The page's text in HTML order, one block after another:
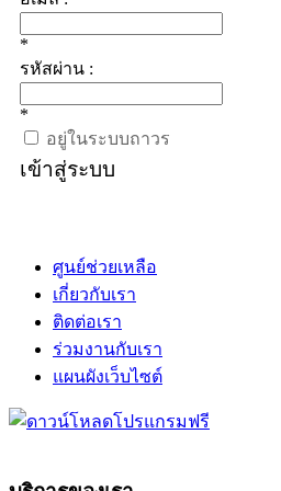
*
รหัสผ่าน :
*
อยู่ในระบบถาวร
เข้าสู่ระบบ
ศูนย์ช่วยเหลือ
เกี่ยวกับเรา
ติดต่อเรา
ร่วมงานกับเรา
แผนผังเว็บไซต์